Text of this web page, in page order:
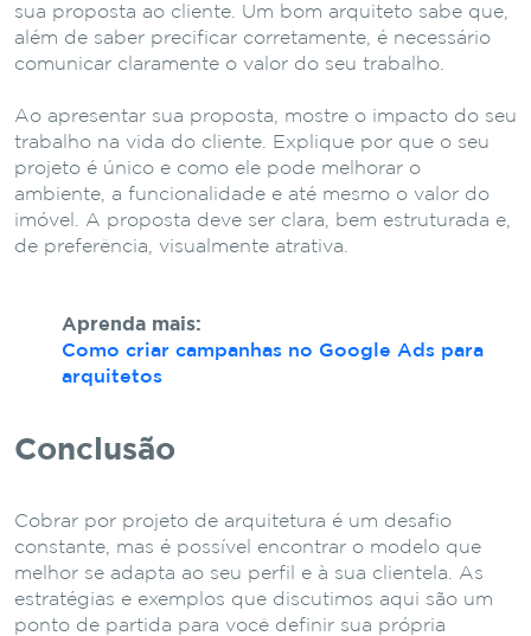
sua proposta ao cliente. Um bom arquiteto sabe que,
além de saber precificar corretamente, é necessário
comunicar claramente o valor do seu trabalho.
Ao apresentar sua proposta, mostre o impacto do seu
trabalho na vida do cliente. Explique por que o seu
projeto é único e como ele pode melhorar o
ambiente, a funcionalidade e até mesmo o valor do
imóvel. A proposta deve ser clara, bem estruturada e,
de preferência, visualmente atrativa.
Aprenda mais:
Como criar campanhas no Google Ads para
arquitetos
Conclusão
Cobrar por projeto de arquitetura é um desafio
constante, mas é possível encontrar o modelo que
melhor se adapta ao seu perfil e à sua clientela. As
estratégias e exemplos que discutimos aqui são um
ponto de partida para você definir sua própria